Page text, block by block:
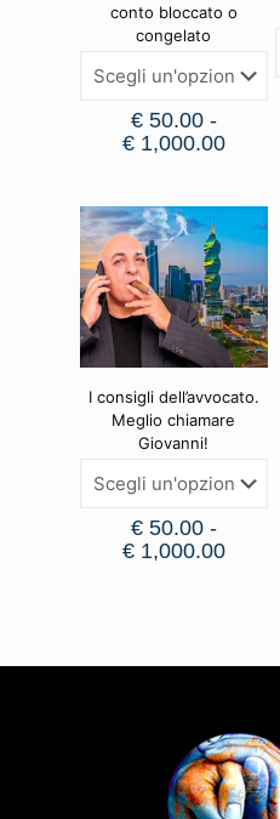
conto bloccato o
congelato
€50.00 -
€1,000.00
I consigli dell’avvocato.
Meglio chiamare
Giovanni!
€50.00 -
€1,000.00